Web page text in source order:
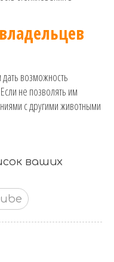
возможность
не позволять им
с другими животными
ваших